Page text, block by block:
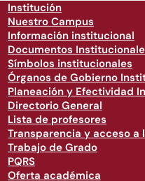
Institución
Nuestro Campus
Información institucional
Documentos
Símbolos institucionales
Órganos de Gobierno
Planeación y Efectividad
Directorio General
Lista de profesores
Transparencia y acceso
Trabajo de Grado
PQRS
Oferta académica